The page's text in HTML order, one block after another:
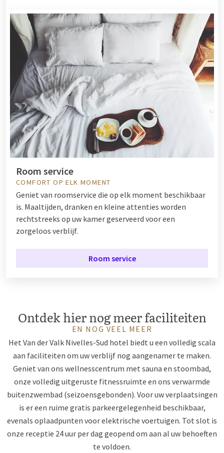
Room service
COMFORT OP ELK MOMENT
Geniet van roomservice die op elk moment beschikbaar
is. Maaltijden, dranken en kleine attenties worden
rechtstreeks op uw kamer geserveerd voor een
zorgeloos verblijf.
Room service
Ontdek hier nog meer faciliteiten
EN NOG VEEL MEER
Het Van der Valk Nivelles-Sud hotel biedt u een volledig scala
aan faciliteiten om uw verblijf nog aangenamer te maken.
Geniet van ons wellnesscentrum met sauna en stoombad,
onze volledig uitgeruste fitnessruimte en ons verwarmde
buitenzwembad (seizoensgebonden). Voor uw verplaatsingen
is er een ruime gratis parkeergelegenheid beschikbaar,
evenals oplaadpunten voor elektrische voertuigen. Tot slot is
onze receptie 24 uur per dag geopend om aan al uw behoeften
te voldoen.